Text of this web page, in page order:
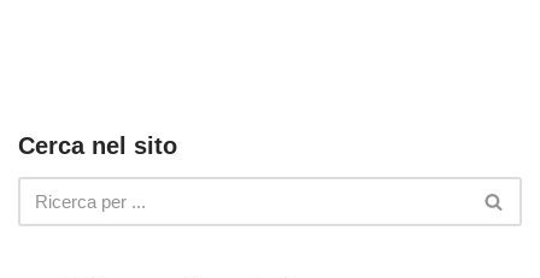
Cerca nel sito